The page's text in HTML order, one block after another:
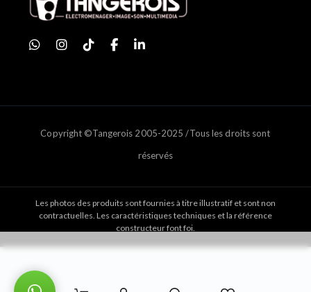
Copyright ©Tangerois 2005-2025 /Tous les droits sont
réservés
Les photos des produits sont fournies à titre illustratif et sont non
contractuelles. Les caractéristiques techniques et la référence
constructeur font foi.